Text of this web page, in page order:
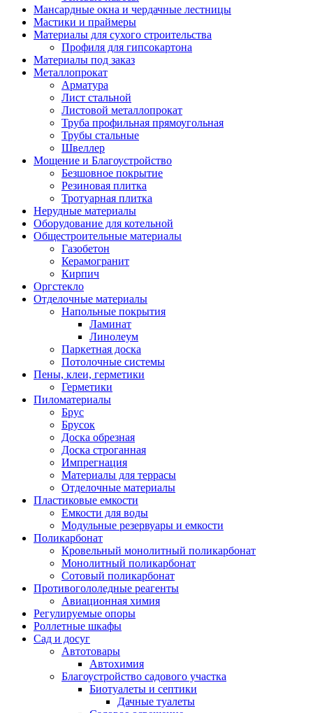
Мансардные окна и чердачные лестницы
Мастики и праймеры
Материалы для сухого строительства
Профиля для гипсокартона
Материалы под заказ
Металлопрокат
Арматура
Лист стальной
Листовой металлопрокат
Труба профильная прямоугольная
Трубы стальные
Швеллер
Мощение и Благоустройство
Безшовное покрытие
Резиновая плитка
Тротуарная плитка
Нерудные материалы
Оборудование для котельной
Общестроительные материалы
Газобетон
Керамогранит
Кирпич
Оргстекло
Отделочные материалы
Напольные покрытия
Ламинат
Линолеум
Паркетная доска
Потолочные системы
Пены, клеи, герметики
Герметики
Пиломатериалы
Брус
Брусок
Доска обрезная
Доска строганная
Импрегнация
Материалы для террасы
Отделочные материалы
Пластиковые емкости
Емкости для воды
Модульные резервуары и емкости
Поликарбонат
Кровельный монолитный поликарбонат
Монолитный поликарбонат
Сотовый поликарбонат
Противогололедные реагенты
Авиационная химия
Регулируемые опоры
Роллетные шкафы
Сад и досуг
Автотовары
Автохимия
Благоустройство садового участка
Биотуалеты и септики
Дачные туалеты